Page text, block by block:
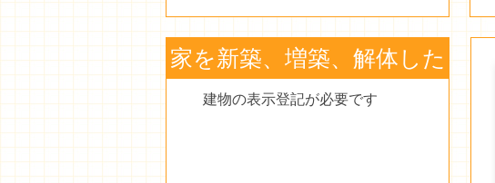
家を新築、増築、解体した
建物の表示登記が必要です